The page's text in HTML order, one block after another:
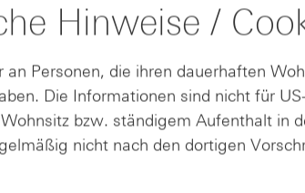
Hinweise /
Personen, die ihren dauerhaften
Die Informationen sind nicht für
bzw. ständigem Aufenthalt in
nicht nach den dortigen